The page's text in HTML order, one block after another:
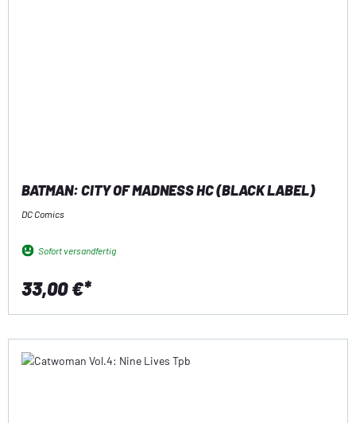
BATMAN: CITY OF MADNESS HC (BLACK LABEL)
DC Comics
Sofort versandfertig
33,00 €*